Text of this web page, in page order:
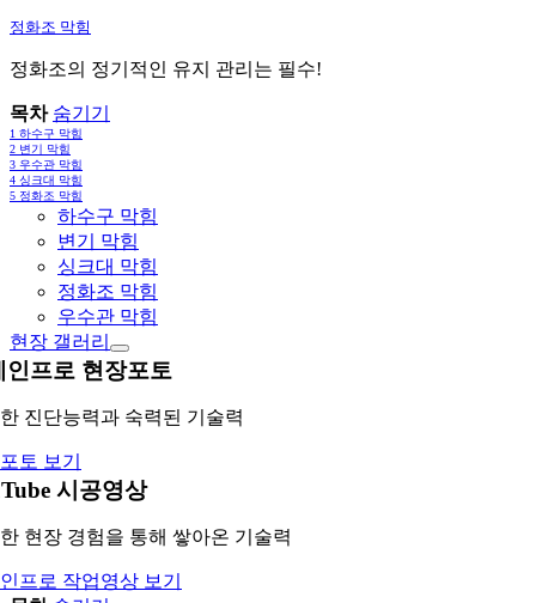
정화조 막힘
정화조의 정기적인 유지 관리는 필수!
목차 숨기기
1 하수구 막힘
2 변기 막힘
3 우수관 막힘
4 싱크대 막힘
5 정화조 막힘
하수구 막힘
변기 막힘
싱크대 막힘
정화조 막힘
우수관 막힘
현장 갤러리
인프로 현장포토
진단능력과 숙력된 기술력
토 보기
시공영상
현장 경험을 통해 쌓아온 기술력
프로 작업영상 보기